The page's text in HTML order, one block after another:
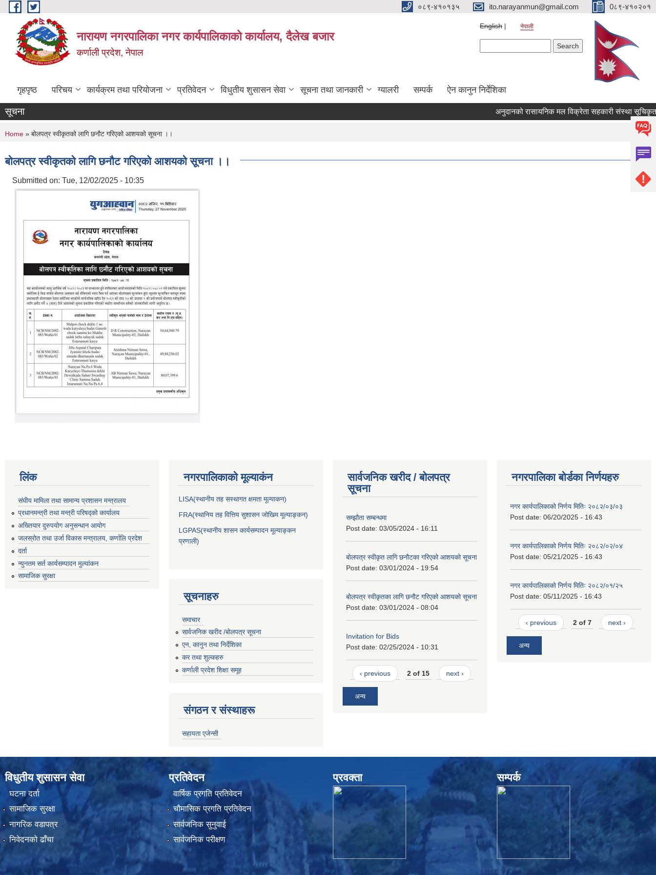
Skip to main content ०८९-४१०१३५ ito.narayanmun@gmail.com 0८९-४१०२०१
नारायण नगरपालिका नगर कार्यपालिकाको कार्यालय, दैलेख बजार
कर्णाली प्रदेश, नेपाल
English नेपाली
गृहपृष्ठ परिचय कार्यक्रम तथा परियोजना प्रतिवेदन विधुतीय शुसासन सेवा सूचना तथा जानकारी ग्यालरी सम्पर्क ऐन कानुन निर्देशिका
सूचना अनुदानको रासायनिक मल विक्रेता सहकारी संस्था सूचिकृत गर्ने
You are here
Home » बोलपत्र स्वीकृतको लागि छनौट गरिएको आशयको सूचना ।।
बोलपत्र स्वीकृतको लागि छनौट गरिएको आशयको सूचना ।।
Submitted on: Tue, 12/02/2025 - 10:35
लिंक
संघीय मामिला तथा सामान्य प्रशासन मन्त्रालय
प्रधानमन्त्री तथा मन्त्री परिषद्को कार्यालय
अख्तियार दुरुपयोग अनुसन्धान आयोग
जलस्रोत तथा उर्जा विकास मन्त्रालय, कर्णालि प्रदेश
दर्ता
न्युनतम सर्त कार्यसम्पादन मुल्यांकन
सामाजिक सुरक्षा
नगरपालिकाकाे मूल्याकंन
LISA(स्थानीय तह सस्थागत क्षमता मूल्याक‌न)
FRA(स्थानिय तह वित्तिय सुशासन जोखिम मूल्याङ्कन)
LGPAS(स्थानीय शासन कार्यसम्पादन मूल्याङ्कन
प्रणाली)
सूचनाहरु
समाचार
सार्वजनिक खरीद /बोलपत्र सूचना
एन, कानुन तथा निर्देशिका
कर तथा शुल्कहरु
कर्णाली प्रदेश शिक्षा समूह
संगठन र संस्थाहरू
सहायता एजेन्सी
सार्वजनिक खरीद / बोलपत्र
सूचना
सम्झौता सम्बन्धमा
Post date: 03/05/2024 - 16:11
बोलपत्र स्वीकृत लागि छनौटका गरिएको आशयको सूचना
Post date: 03/01/2024 - 19:54
बोलपत्र स्वीकृतका लागि छनौट गरिएको आशयको सूचना
Post date: 03/01/2024 - 08:04
Invitation for Bids
Post date: 02/25/2024 - 10:31
‹ previous 2 of 15 next ›
अन्य
नगरपालिका बोर्डका निर्णयहरु
नगर कार्यपालिकाको निर्णय मितिः २०८२/०३/०३
Post date: 06/20/2025 - 16:43
नगर कार्यपालिकाको निर्णय मितिः २०८२/०२/०४
Post date: 05/21/2025 - 16:43
नगर कार्यपालिकाको निर्णय मितिः २०८२/०१/२५
Post date: 05/11/2025 - 16:43
‹ previous 2 of 7 next ›
अन्य
विधुतीय शुसासन सेवा
घटना दर्ता
सामाजिक सुरक्षा
नागरिक वडापत्र
निवेदनको ढाँचा
प्रतिवेदन
वार्षिक प्रगति प्रतिवेदन
चौमासिक प्रगति प्रतिवेदन
सार्वजनिक सुनुवाई
सार्वजनिक परीक्षण
प्रवक्ता सम्पर्क